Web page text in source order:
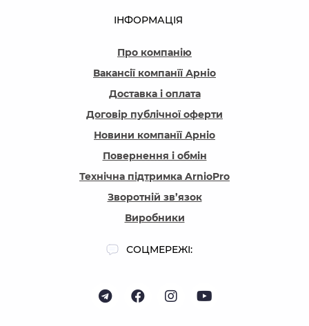
ІНФОРМАЦІЯ
Про компанію
Вакансії компанїї Арніо
Доставка і оплата
Договір публічної оферти
Новини компанїї Арніо
Повернення і обмін
Технічна підтримка ArnioPro
Зворотній зв’язок
Виробники
СОЦМЕРЕЖІ: